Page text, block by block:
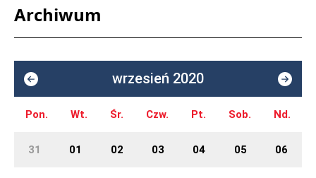
Archiwum
wrzesień 2020
Pon. Wt. Śr. Czw. Pt. Sob. Nd.
31 01 02 03 04 05 06